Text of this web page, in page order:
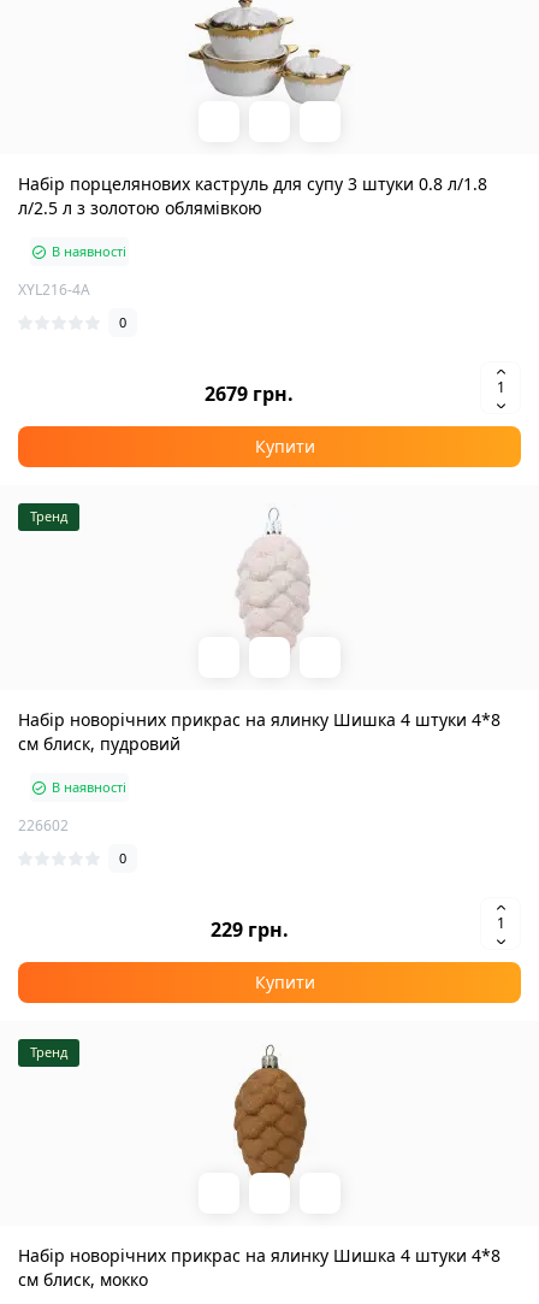
Набір порцелянових каструль для супу 3 штуки 0.8 л/1.8
л/2.5 л з золотою облямівкою
В наявності
XYL216-4A
0
2679 грн.
Купити
Тренд
Набір новорічних прикрас на ялинку Шишка 4 штуки 4*8
см блиск, пудровий
В наявності
226602
0
229 грн.
Купити
Тренд
Набір новорічних прикрас на ялинку Шишка 4 штуки 4*8
см блиск, мокко